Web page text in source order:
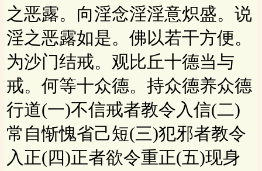
之恶露。向淫念淫淫意炽盛。说
淫之恶露如是。佛以若干方便。
为沙门结戒。观比丘十德当与
戒。何等十众德。持众德养众德
行道(一)不信戒者教令入信(二)
常自惭愧省己短(三)犯邪者教令
入正(四)正者欲令重正(五)现身